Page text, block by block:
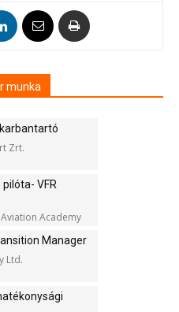
munka
Zrt.
VFR
Aviation Academy
Manager
Ltd.